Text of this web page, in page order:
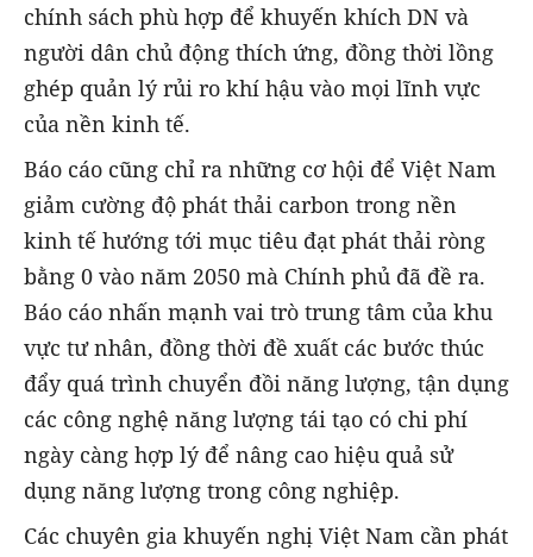
chính sách phù hợp để khuyến khích DN và
người dân chủ động thích ứng, đồng thời lồng
ghép quản lý rủi ro khí hậu vào mọi lĩnh vực
của nền kinh tế.
Báo cáo cũng chỉ ra những cơ hội để Việt Nam
giảm cường độ phát thải carbon trong nền
kinh tế hướng tới mục tiêu đạt phát thải ròng
bằng 0 vào năm 2050 mà Chính phủ đã đề ra.
Báo cáo nhấn mạnh vai trò trung tâm của khu
vực tư nhân, đồng thời đề xuất các bước thúc
đẩy quá trình chuyển đồi năng lượng, tận dụng
các công nghệ năng lượng tái tạo có chi phí
ngày càng hợp lý để nâng cao hiệu quả sử
dụng năng lượng trong công nghiệp.
Các chuyên gia khuyến nghị Việt Nam cần phát